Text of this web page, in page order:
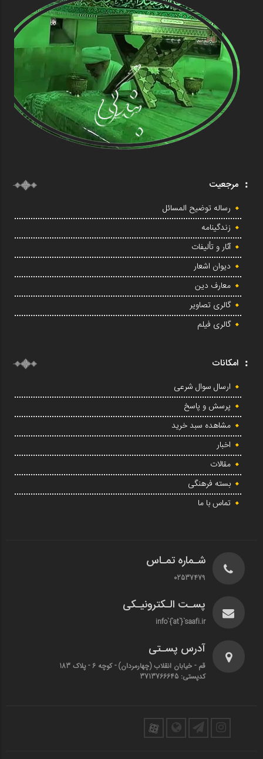
مرجعیت
رساله توضیح المسائل
زندگینامه
آثار و تألیفات
دیوان اشعار
معارف دین
گالری تصاویر
گالری فیلم
امکانات
ارسال سوال شرعی
پرسش و پاسخ
مشاهده سبد خرید
اخبار
مقالات
بسته فرهنگی
تماس با ما
شـماره تمـاس
02537479
پسـت الـکترونیـکی
info`{`at`}`saafi.ir
آدرس پسـتی
قم - خیابان انقلاب (چهارمردان)‌ - کوچه 6 - پلاک 183
کدپستی: 3713766645